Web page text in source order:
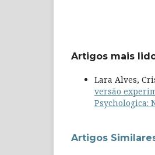
Artigos mais
Lara Alves,
versão
Psychologica:
Artigos